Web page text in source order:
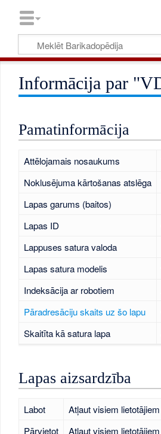
Informācija par
Pamatinformācija
Attēlojamais nosaukums
Noklusējuma kārtošanas atslēga
Lapas garums (baitos)
Lapas ID
Lappuses satura valoda
Lapas satura modelis
Indeksācija ar robotiem
Pāradresāciju skaits uz šo lapu
Skaitīta kā satura lapa
Lapas aizsardzība
Labot
Atļaut visiem
Pārvietot
Atļaut visiem